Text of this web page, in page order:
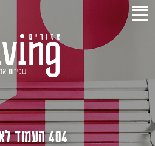
404 העמוד לא נמצא